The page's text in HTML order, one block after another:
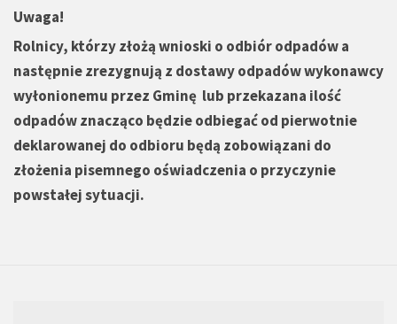
Uwaga!
Rolnicy, którzy złożą wnioski o odbiór odpadów a
następnie zrezygnują z dostawy odpadów wykonawcy
wyłonionemu przez Gminę lub przekazana ilość
odpadów znacząco będzie odbiegać od pierwotnie
deklarowanej do odbioru będą zobowiązani do
złożenia pisemnego oświadczenia o przyczynie
powstałej sytuacji.